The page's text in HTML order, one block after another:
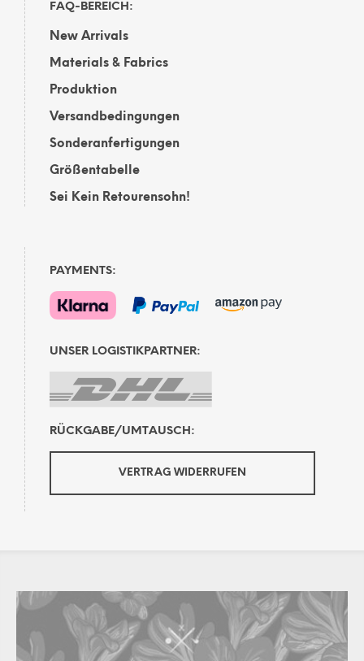
FAQ-BEREICH:
New Arrivals
Materials & Fabrics
Produktion
Versandbedingungen
Sonderanfertigungen
Größentabelle
Sei Kein Retourensohn!
PAYMENTS:
UNSER LOGISTIKPARTNER:
RÜCKGABE/UMTAUSCH:
VERTRAG WIDERRUFEN